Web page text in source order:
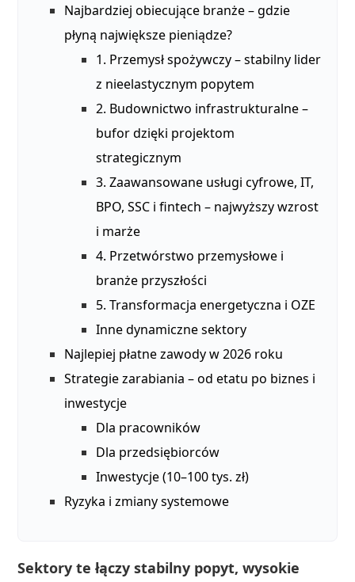
Najbardziej obiecujące branże – gdzie
płyną największe pieniądze?
1. Przemysł spożywczy – stabilny lider
z nieelastycznym popytem
2. Budownictwo infrastrukturalne –
bufor dzięki projektom
strategicznym
3. Zaawansowane usługi cyfrowe, IT,
BPO, SSC i fintech – najwyższy wzrost
i marże
4. Przetwórstwo przemysłowe i
branże przyszłości
5. Transformacja energetyczna i OZE
Inne dynamiczne sektory
Najlepiej płatne zawody w 2026 roku
Strategie zarabiania – od etatu po biznes i
inwestycje
Dla pracowników
Dla przedsiębiorców
Inwestycje (10–100 tys. zł)
Ryzyka i zmiany systemowe
Sektory te łączy stabilny popyt, wysokie